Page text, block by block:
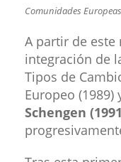
Comunidades
A partir de este
integración de
Tipos de
Europeo (1989)
Schengen